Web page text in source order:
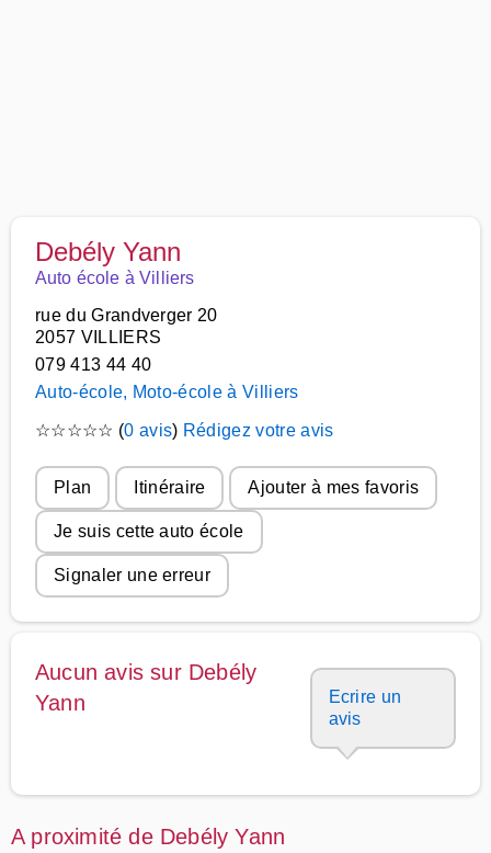
Debély Yann
Auto école à Villiers
rue du Grandverger 20
2057 VILLIERS
079 413 44 40
Auto-école, Moto-école à Villiers
☆☆☆☆☆ (0 avis) Rédigez votre avis
Plan Itinéraire Ajouter à mes favoris
Je suis cette auto école
Signaler une erreur
Aucun avis sur Debély
Yann
Ecrire un
avis
A proximité de Debély Yann